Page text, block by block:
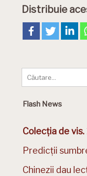
Distribuie
Flash News
Colecția de
Predicții
Chinezii dau